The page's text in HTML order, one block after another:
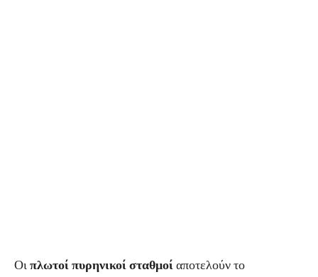
Οιπλωτοί πυρηνικοί σταθμοίαποτελούν το